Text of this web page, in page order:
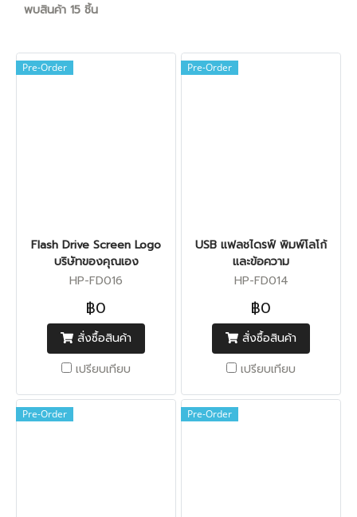
พบสินค้า 15 ชิ้น
Pre-Order
Flash Drive Screen Logo
บริษัทของคุณเอง
HP-FD016
฿0
สั่งซื้อสินค้า
เปรียบเทียบ
Pre-Order
USB แฟลชไดรฟ์ พิมพ์โลโก้
และข้อความ
HP-FD014
฿0
สั่งซื้อสินค้า
เปรียบเทียบ
Pre-Order Pre-Order